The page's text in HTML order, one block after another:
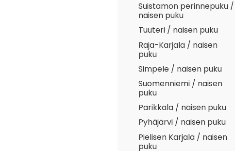
Suistamon perinnepuku /
naisen puku
Tuuteri / naisen puku
Raja-Karjala / naisen
puku
Simpele / naisen puku
Suomenniemi / naisen
puku
Parikkala / naisen puku
Pyhäjärvi / naisen puku
Pielisen Karjala / naisen
puku